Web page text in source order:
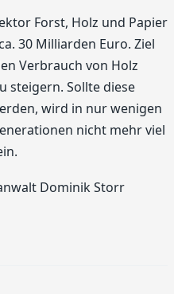
Forst, Holz und Papier
30 Milliarden Euro. Ziel
Verbrauch von Holz
steigern. Sollte diese
wird in nur wenigen
nicht mehr viel
Dominik Storr